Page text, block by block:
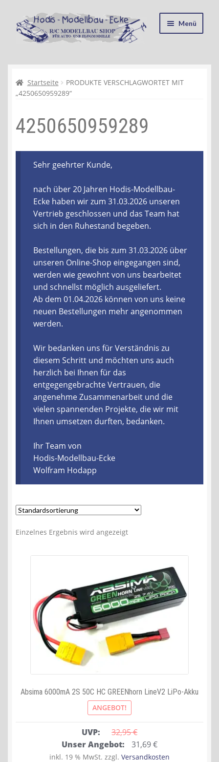
Zur
Navigation
springen
Zum
Inhalt
springen
Menü
Kasse
Recycling, Entsorgung und Umwelt
Shop
Warenkorb
Ablauf einer Bestellung
Zahlungsarten
Lieferzeit & Verfügbarkeit
Gutschein
Batterien- und Akku Verordnung
Elektro- und Elektronikgeräte Verordnung
Öle- und Schmierstoff Verordnung
Vereine & Foren
Kontakt
Startseite
PRODUKTE VERSCHLAGWORTET MIT
„4250650959289“
4250650959289
Sehr geehrter Kunde,
nach über 20 Jahren Hodis-Modellbau-
Ecke haben wir zum 31.03.2026 unseren
Vertrieb geschlossen und das Team hat
sich in den Ruhestand begeben.
Bestellungen, die bis zum 31.03.2026 über
unseren Online-Shop eingegangen sind,
werden wie gewohnt von uns bearbeitet
und schnellst möglich ausgeliefert.
Ab dem 01.04.2026 können von uns keine
neuen Bestellungen mehr angenommen
werden.
Wir bedanken uns für Verständnis zu
diesem Schritt und möchten uns auch
herzlich bei Ihnen für das
entgegengebrachte Vertrauen, die
angenehme Zusammenarbeit und die
vielen spannenden Projekte, die wir mit
Ihnen umsetzen durften, bedanken.
Ihr Team von
Hodis-Modellbau-Ecke
Wolfram Hodapp
Einzelnes Ergebnis wird angezeigt
Absima 6000mA 2S 50C HC GREENhorn LineV2 LiPo-Akku
ANGEBOT!
UVP: 32,95 €
Ursprünglicher
Preis
Unser Angebot: 31,69€Aktueller
Preis
inkl. 19 % MwSt. zzgl. Versandkosten